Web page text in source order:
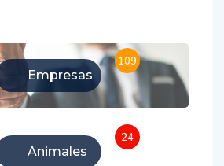
Empresas
109
Animales
24